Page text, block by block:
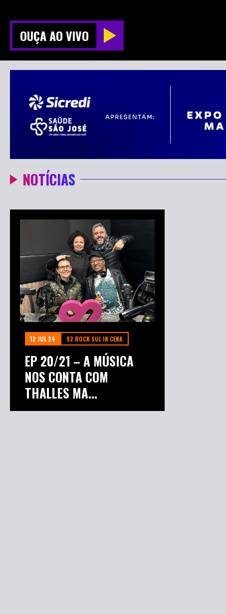
OUÇA AO VIVO
NOTÍCIAS
12 JUL 24 92 ROCK SUL IN CENA
EP 20/21 – A MÚSICA
NOS CONTA COM
THALLES MA...